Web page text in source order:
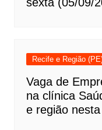
Recife e Região
Vaga de
na clínica
e região